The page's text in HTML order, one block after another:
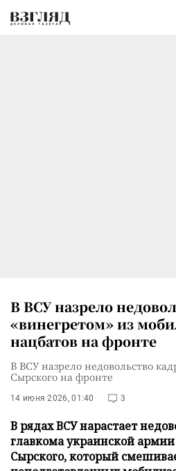
В ВСУ назрело
«винегретом» из
нацбатов на фронте
В ВСУ назрело недовольство
Сырского на фронте
14 июня 2026, 01:40 3
В рядах ВСУ нарастает
главкома украинской
Сырского, который